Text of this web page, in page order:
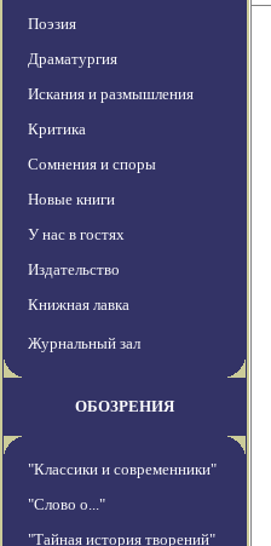
Поэзия
Драматургия
Искания и размышления
Критика
Сомнения и споры
Новые книги
У нас в гостях
Издательство
Книжная лавка
Журнальный зал
ОБОЗРЕНИЯ
"Классики и современники"
"Слово о..."
"Тайная история творений"